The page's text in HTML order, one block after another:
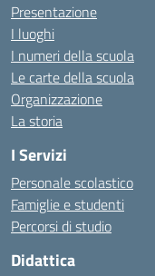
Presentazione
I luoghi
I numeri della scuola
Le carte della scuola
Organizzazione
La storia
I Servizi
Personale scolastico
Famiglie e studenti
Percorsi di studio
Didattica